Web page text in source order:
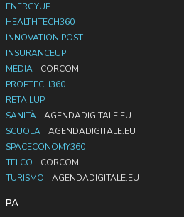
ENERGYUP
HEALTHTECH360
INNOVATION POST
INSURANCEUP
MEDIA
CORCOM
PROPTECH360
RETAILUP
SANITÀ
AGENDADIGITALE.EU
SCUOLA
AGENDADIGITALE.EU
SPACECONOMY360
TELCO
CORCOM
TURISMO
AGENDADIGITALE.EU
PA